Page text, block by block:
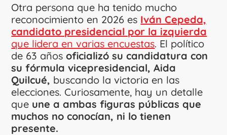
Otra persona que ha tenido mucho
reconocimiento en 2026 es Iván Cepeda,
candidato presidencial por la izquierda
que lidera en varias encuestas. El político
de 63 añosoficializó su candidatura con
su fórmula vicepresidencial, Aida
Quilcué, buscando la victoria en las
elecciones. Curiosamente, hay un detalle
que une a ambas figuras públicas que
muchos no conocían, ni lo tienen
presente.